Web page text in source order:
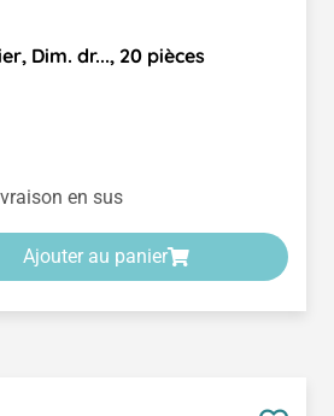
Dim. dr..., 20 pièces
en sus
Ajouter au panier